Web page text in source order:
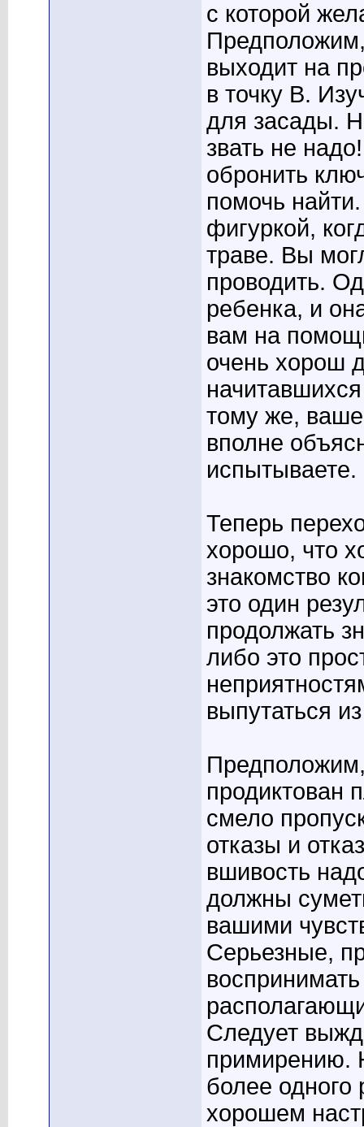
с которой
выходит на
в точку В.
для засады.
звать не
обронить
помочь
фигуркой,
траве. Вы
проводить.
ребенка, и
вам на
очень хорош
тому же,
вполне
испытываете.
Теперь
хорошо, что
знакомство
это один
продолжать
либо это
выпутаться
Предположим,
продиктован
смело
отказы и
вшивость
должны
вашими
Серьезные,
Следует
примирению.
более одного
хорошем